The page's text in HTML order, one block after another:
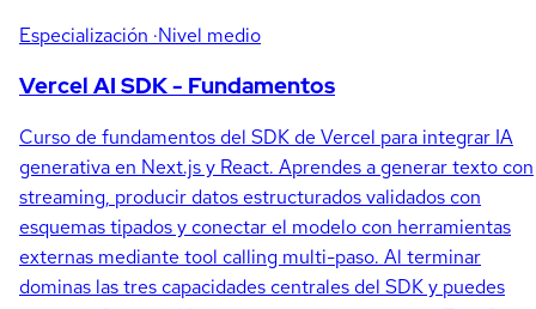
Especialización ·Nivel medio
Vercel AI SDK - Fundamentos
Curso de fundamentos del SDK de Vercel para integrar IA
generativa en Next.js y React. Aprendes a generar texto con
streaming, producir datos estructurados validados con
esquemas tipados y conectar el modelo con herramientas
externas mediante tool calling multi-paso. Al terminar
dominas las tres capacidades centrales del SDK y puedes